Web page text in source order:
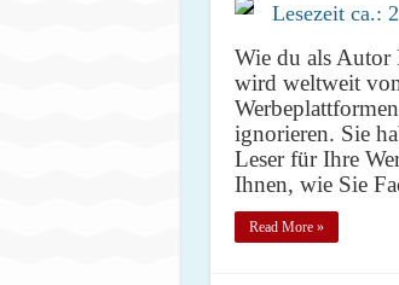
Lesezeit ca.: 2
Wie du als Autor
wird weltweit
ignorieren. Sie
Leser für Ihre
Ihnen, wie Sie
Read More »